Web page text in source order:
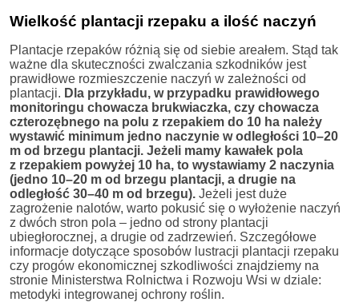
Wielkość plantacji rzepaku a ilość naczyń
Plantacje rzepaków różnią się od siebie areałem. Stąd tak
ważne dla skuteczności zwalczania szkodników jest
prawidłowe rozmieszczenie naczyń w zależności od
plantacji. Dla przykładu, w przypadku prawidłowego
monitoringu chowacza brukwiaczka, czy chowacza
czterozębnego na polu z rzepakiem do 10 ha należy
wystawić minimum jedno naczynie w odległości 10–20
m od brzegu plantacji. Jeżeli mamy kawałek pola
z rzepakiem powyżej 10 ha, to wystawiamy 2 naczynia
(jedno 10–20 m od brzegu plantacji, a drugie na
odległość 30–40 m od brzegu). Jeżeli jest duże
zagrożenie nalotów, warto pokusić się o wyłożenie naczyń
z dwóch stron pola – jedno od strony plantacji
ubiegłorocznej, a drugie od zadrzewień. Szczegółowe
informacje dotyczące sposobów lustracji plantacji rzepaku
czy progów ekonomicznej szkodliwości znajdziemy na
stronie Ministerstwa Rolnictwa i Rozwoju Wsi w dziale:
metodyki integrowanej ochrony roślin.